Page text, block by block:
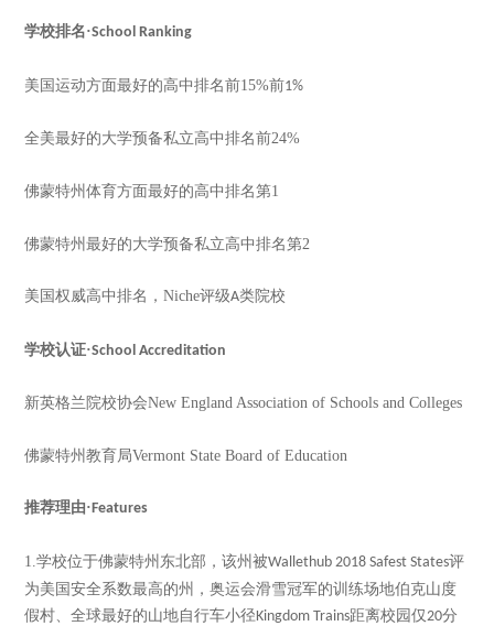
学校排名·School Ranking
美国运动方面最好的高中排名前15%前1%
全美最好的大学预备私立高中排名前24%
佛蒙特州体育方面最好的高中排名第1
佛蒙特州最好的大学预备私立高中排名第2
美国权威高中排名，Niche评级A类院校
学校认证·School Accreditation
新英格兰院校协会New England Association of Schools and Colleges
佛蒙特州教育局Vermont State Board of Education
推荐理由·Features
1.学校位于佛蒙特州东北部，该州被Wallethub 2018 Safest States评
为美国安全系数最高的州，奥运会滑雪冠军的训练场地伯克山度
假村、全球最好的山地自行车小径Kingdom Trains距离校园仅20分